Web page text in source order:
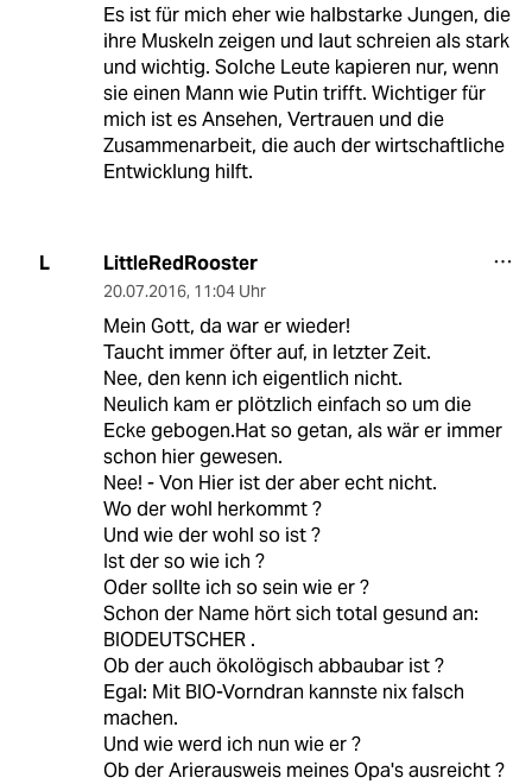
Es ist für mich eher wie halbstarke Jungen, die
ihre Muskeln zeigen und laut schreien als stark
und wichtig. Solche Leute kapieren nur, wenn
sie einen Mann wie Putin trifft. Wichtiger für
mich ist es Ansehen, Vertrauen und die
Zusammenarbeit, die auch der wirtschaftliche
Entwicklung hilft.
L LittleRedRooster
20.07.2016, 11:04 Uhr
Mein Gott, da war er wieder!
Taucht immer öfter auf, in letzter Zeit.
Nee, den kenn ich eigentlich nicht.
Neulich kam er plötzlich einfach so um die
Ecke gebogen.Hat so getan, als wär er immer
schon hier gewesen.
Nee! - Von Hier ist der aber echt nicht.
Wo der wohl herkommt ?
Und wie der wohl so ist ?
Ist der so wie ich ?
Oder sollte ich so sein wie er ?
Schon der Name hört sich total gesund an:
BIODEUTSCHER .
Ob der auch ökolögisch abbaubar ist ?
Egal: Mit BIO-Vorndran kannste nix falsch
machen.
Und wie werd ich nun wie er ?
Ob der Arierausweis meines Opa's ausreicht ?